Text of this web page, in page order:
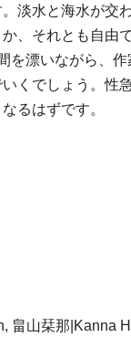
淡水と海水が交
、それとも自由で
漂いながら、
くでしょう。性
るはずです。
畠山栞那|Kanna